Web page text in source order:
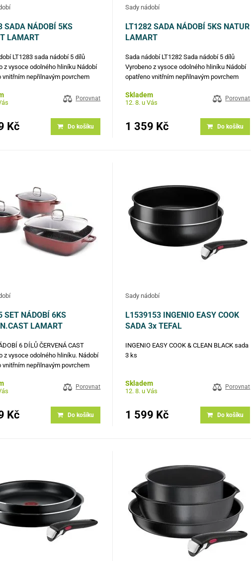
SADA NÁDOBÍ 5KS
LAMART
LT1283 sada nádobí 5 dílů
z vysoce odolného hliníku Nádobí
vnitřním nepřilnavým povrchem
elegantními úchyty pro větší
funkčnost a pohodlí Poklice z…
Porovnat
Kč Do košíku
Sady nádobí
LT1282 SADA NÁDOBÍ 5KS NATUR
LAMART
Sada nádobí LT1282 Sada nádobí 5 dílů
Vyrobeno z vysoce odolného hliníku Nádobí
opatřeno vnitřním nepřilnavým povrchem
dnem a velmi elegantními úchyty pro větší
bezpečnost, funkčnost a pohodlí Poklice z…
Skladem
12. 8. u Vás
Porovnat
1 359 Kč Do košíku
SET NÁDOBÍ 6KS
LAMART
6 DÍLŮ ČERVENÁ CAST
z vysoce odolného hliníku. Nádobí
vnitřním nepřilnavým povrchem
elegantními úchyty pro větší
funkčnost a pohodlí. Poklice z…
Porovnat
Kč Do košíku
Sady nádobí
L1539153 INGENIO EASY COOK
SADA 3x TEFAL
INGENIO EASY COOK & CLEAN BLACK sada
3 ks
Skladem
12. 8. u Vás
Porovnat
1 599 Kč Do košíku